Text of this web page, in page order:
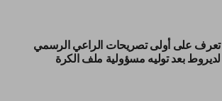
تعرف على أولى تصريحات الراعي الرسمي
لديروط بعد توليه مسؤولية ملف الكرة